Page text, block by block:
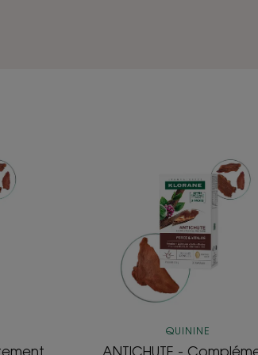
alimentaire
QUININE
ANTICHUTE -